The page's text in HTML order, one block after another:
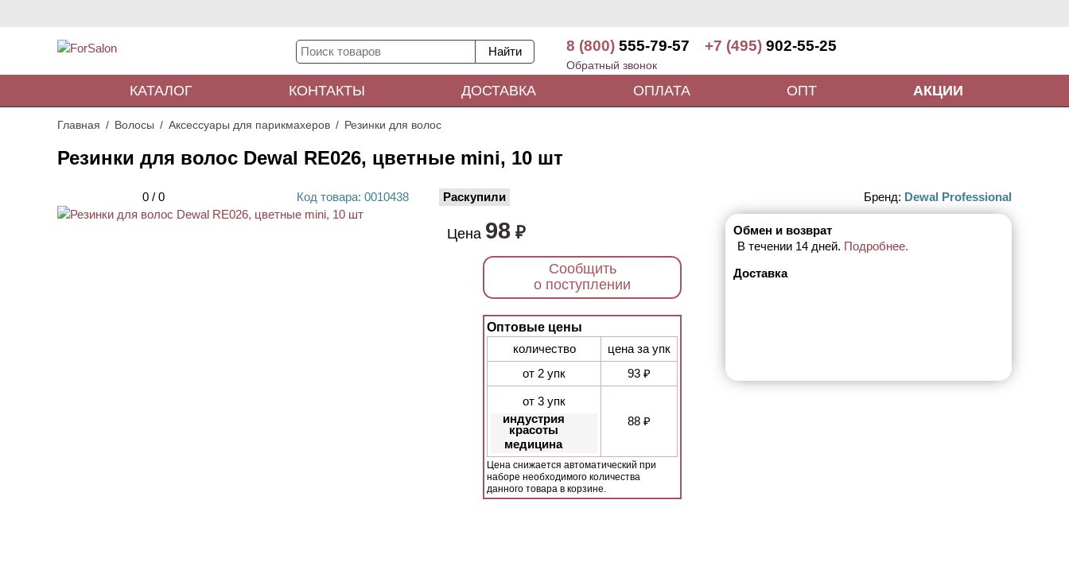
8 (800) 555-79-57 +7 (495) 902-55-25
Обратный звонок
КАТАЛОГ КОНТАКТЫ ДОСТАВКА ОПЛАТА ОПТ АКЦИИ
Главная Волосы Аксессуары для парикмахеров Резинки для волос
Резинки для волос Dewal RE026, цветные mini, 10 шт
0 / 0 Код товара: 0010438 Раскупили Бренд: Dewal Professional
Цена 98 ₽
Сообщить
о поступлении
Оптовые цены
количество
цена за упк
от 2 упк
93 ₽
от 3 упк
индустрия
красоты
медицина
88 ₽
Цена снижается автоматический при
наборе необходимого количества
данного товара в корзине.
Обмен и возврат
В течении 14 дней. Подробнее.
Доставка